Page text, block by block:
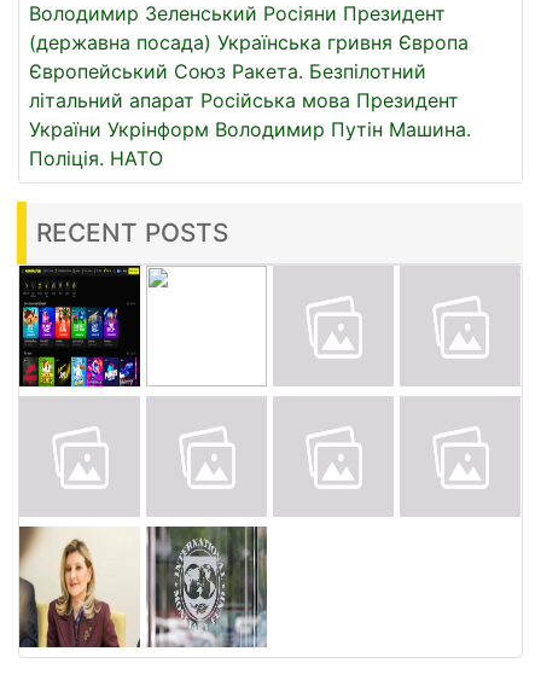
Володимир Зеленський Росіяни Президент
(державна посада) Українська гривня Європа
Європейський Союз Ракета. Безпілотний
літальний апарат Російська мова Президент
України Укрінформ Володимир Путін Машина.
Поліція. НАТО
RECENT POSTS